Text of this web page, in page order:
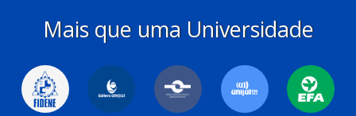
Mais que uma Universidade